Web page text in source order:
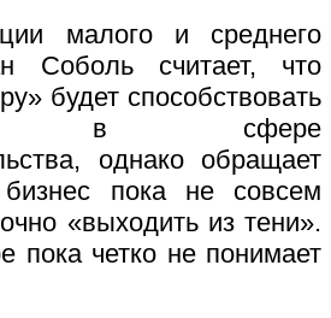
малого и среднего
Соболь считает, что
будет способствовать
в сфере
однако обращает
пока не совсем
«выходить из тени».
пока четко не понимает